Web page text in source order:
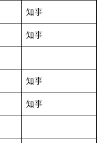
知事
知事
知事
知事